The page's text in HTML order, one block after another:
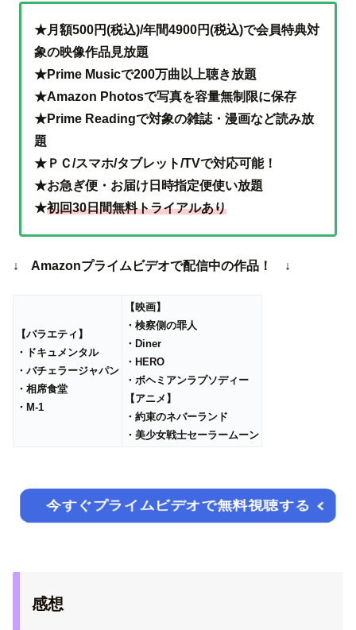
★月額500円(税込)/年間4900円(税込)で会員特典対
象の映像作品見放題
★Prime Musicで200万曲以上聴き放題
★Amazon Photosで写真を容量無制限に保存
★Prime Readingで対象の雑誌・漫画など読み放
題
★ＰＣ/スマホ/タブレット/TVで対応可能！
★お急ぎ便・お届け日時指定便使い放題
★初回30日間無料トライアルあり
↓ Amazonプライムビデオで配信中の作品！ ↓
【バラエティ】
・ドキュメンタル
・バチェラージャパン
・相席食堂
・M-1
【映画】
・検察側の罪人
・Diner
・HERO
・ボヘミアンラプソディー
【アニメ】
・約束のネバーランド
・美少女戦士セーラームーン
今すぐプライムビデオで無料視聴する
感想